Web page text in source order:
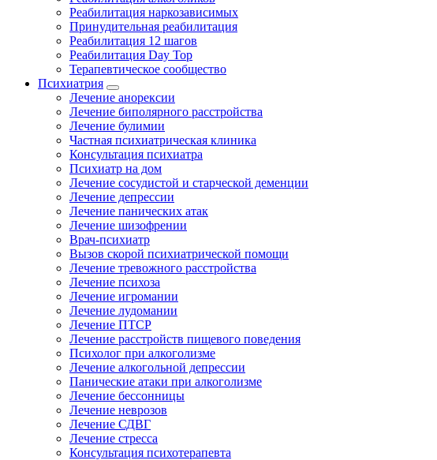
Реабилитация наркозависимых
Принудительная реабилитация
Реабилитация 12 шагов
Реабилитация Day Top
Терапевтическое сообщество
Психиатрия
Лечение анорексии
Лечение биполярного расстройства
Лечение булимии
Частная психиатрическая клиника
Консультация психиатра
Психиатр на дом
Лечение сосудистой и старческой деменции
Лечение депрессии
Лечение панических атак
Лечение шизофрении
Врач-психиатр
Вызов скорой психиатрической помощи
Лечение тревожного расстройства
Лечение психоза
Лечение игромании
Лечение лудомании
Лечение ПТСР
Лечение расстройств пищевого поведения
Психолог при алкоголизме
Лечение алкогольной депрессии
Панические атаки при алкоголизме
Лечение бессонницы
Лечение неврозов
Лечение СДВГ
Лечение стресса
Консультация психотерапевта